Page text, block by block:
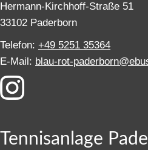
Hermann-Kirchhoff-Straße 51
33102 Paderborn
Telefon: +49 5251 35364
E-Mail: blau-rot-
Tennisanlage